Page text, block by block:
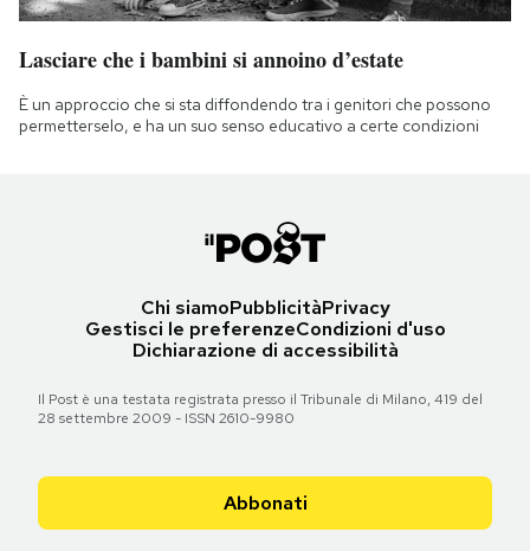
Lasciare che i bambini si annoino d’estate
È un approccio che si sta diffondendo tra i genitori che possono
permetterselo, e ha un suo senso educativo a certe condizioni
Chi siamoPubblicitàPrivacy
Gestisci le preferenzeCondizioni d'uso
Dichiarazione di accessibilità
Il Post è una testata registrata presso il Tribunale di Milano, 419 del
28 settembre 2009 - ISSN 2610-9980
Abbonati